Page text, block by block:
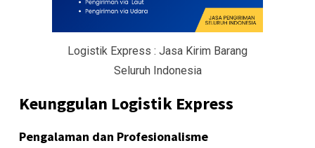
Logistik Express : Jasa Kirim Barang
Seluruh Indonesia
Keunggulan Logistik Express
Pengalaman dan Profesionalisme